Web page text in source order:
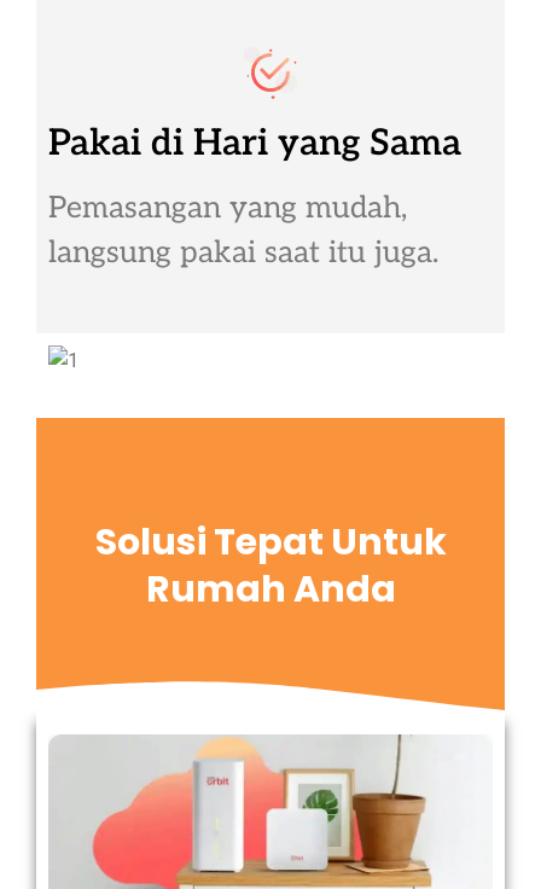
Pakai di Hari yang Sama
Pemasangan yang mudah,
langsung pakai saat itu juga.
Solusi Tepat Untuk
Rumah Anda